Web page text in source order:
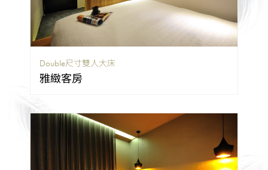
Double尺寸雙人大床
雅緻客房